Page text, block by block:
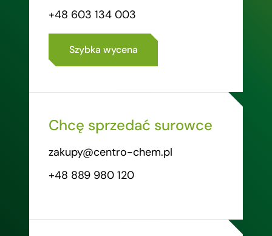
+48 603 134 003
Szybka wycena
Chcę sprzedać surowce
zakupy@centro-chem.pl
+48 889 980 120